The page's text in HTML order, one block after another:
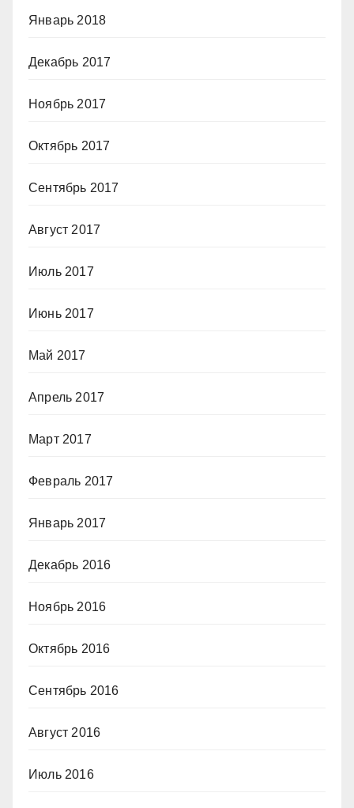
Январь 2018
Декабрь 2017
Ноябрь 2017
Октябрь 2017
Сентябрь 2017
Август 2017
Июль 2017
Июнь 2017
Май 2017
Апрель 2017
Март 2017
Февраль 2017
Январь 2017
Декабрь 2016
Ноябрь 2016
Октябрь 2016
Сентябрь 2016
Август 2016
Июль 2016